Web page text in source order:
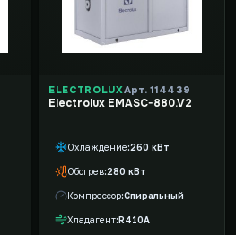
ELECTROLUXАрт. 114439
Electrolux EMASC-880.V2
Охлаждение 260 кВт
Обогрев 280 кВт
Компрессор Спиральный
Хладагент R410A